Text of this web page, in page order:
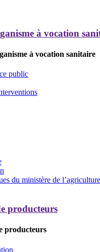
à vocation
à vocation sanitaire
public
du ministère de l’agriculture
producteurs
producteurs